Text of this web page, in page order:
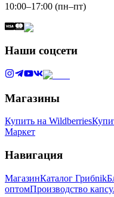
10:00–17:00 (пн–пт)
Наши соцсети
Магазины
Купить на Wildberries
Маркет
Навигация
МагазинКаталог Грибnik
оптомПроизводство